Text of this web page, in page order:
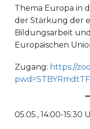
Thema Europa in
der Stärkung der
Bildungsarbeit
Europäischen
Zugang: https://
05.05., 14:00-15:30